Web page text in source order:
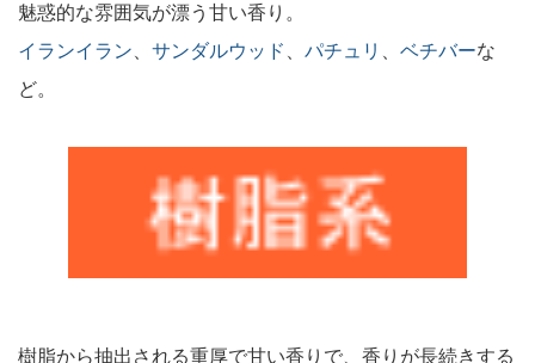
魅惑的な雰囲気が漂う甘い香り。
イランイラン
サンダルウッド パチュリ ベチバーな
ど。
樹脂から抽出される重厚で甘い香りで、香りが長続きする